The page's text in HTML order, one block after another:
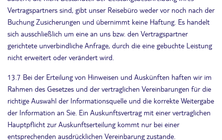
Vertragspartners sind, gibt unser Reisebüro weder vor noch nach der
Buchung Zusicherungen und übernimmt keine Haftung. Es handelt
sich ausschließlich um eine an uns bzw. den Vertragspartner
gerichtete unverbindliche Anfrage, durch die eine gebuchte Leistung
nicht erweitert oder verändert wird.
13.7 Bei der Erteilung von Hinweisen und Auskünften haften wir im
Rahmen des Gesetzes und der vertraglichen Vereinbarungen für die
richtige Auswahl der Informationsquelle und die korrekte Weitergabe
der Information an Sie. Ein Auskunftsvertrag mit einer vertraglichen
Hauptpflicht zur Auskunftserteilung kommt nur bei einer
entsprechenden ausdrücklichen Vereinbarung zustande.